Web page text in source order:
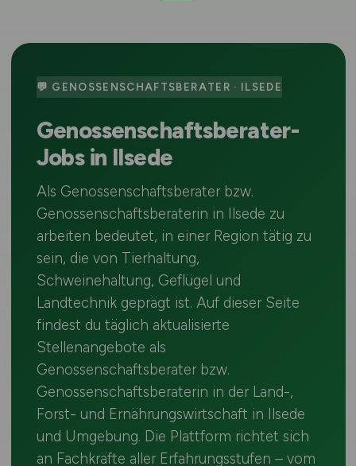
💬 GENOSSENSCHAFTSBERATER · ILSEDE
Genossenschaftsberater-
Jobs in Ilsede
Als Genossenschaftsberater bzw.
Genossenschaftsberaterin in Ilsede zu
arbeiten bedeutet, in einer Region tätig zu
sein, die von Tierhaltung,
Schweinehaltung, Geflügel und
Landtechnik geprägt ist. Auf dieser Seite
findest du täglich aktualisierte
Stellenangebote als
Genossenschaftsberater bzw.
Genossenschaftsberaterin in der Land-,
Forst- und Ernährungswirtschaft in Ilsede
und Umgebung. Die Plattform richtet sich
an Fachkräfte aller Erfahrungsstufen – vom